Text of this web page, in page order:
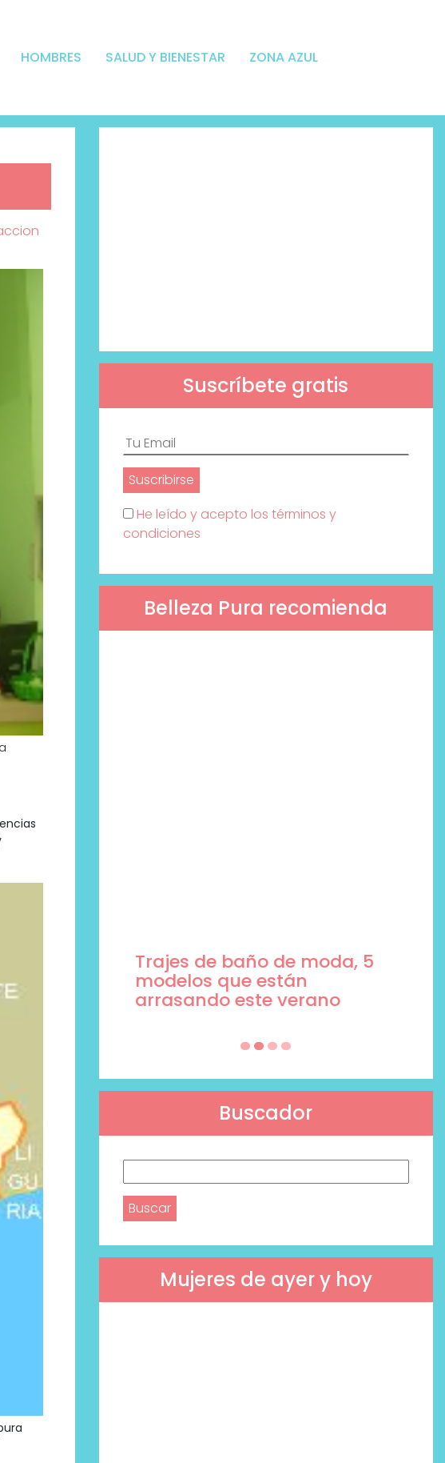
HOMBRES SALUD Y BIENESTAR ZONA AZUL
Suscríbete gratis
He leído y acepto los términos y
condiciones
Belleza Pura recomienda
CBD
en
Trajes de baño de moda, 5
modelos que están
arrasando este verano
Buscador
Mujeres de ayer y hoy